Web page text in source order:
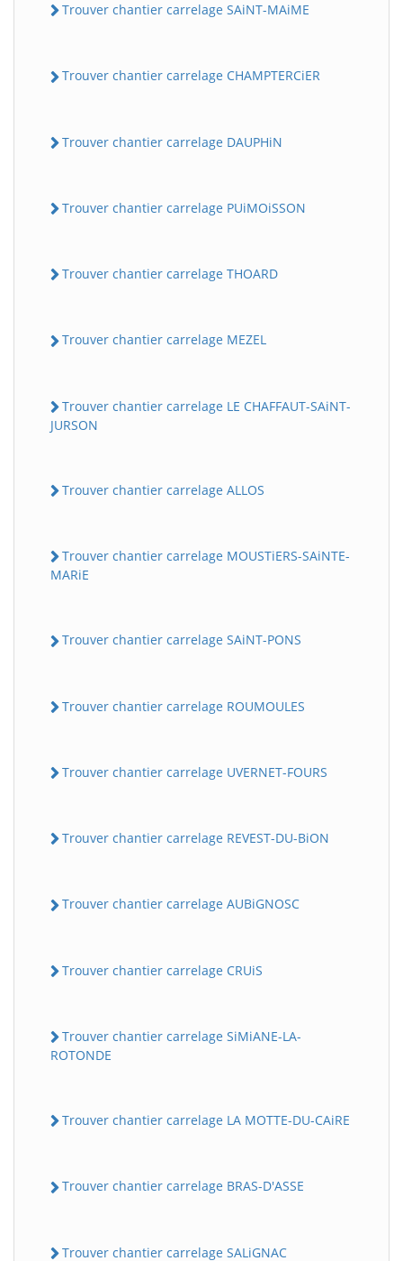
Trouver chantier carrelage SAiNT-MAiME
Trouver chantier carrelage CHAMPTERCiER
Trouver chantier carrelage DAUPHiN
Trouver chantier carrelage PUiMOiSSON
Trouver chantier carrelage THOARD
Trouver chantier carrelage MEZEL
Trouver chantier carrelage LE CHAFFAUT-SAiNT-
JURSON
Trouver chantier carrelage ALLOS
Trouver chantier carrelage MOUSTiERS-SAiNTE-
MARiE
Trouver chantier carrelage SAiNT-PONS
Trouver chantier carrelage ROUMOULES
Trouver chantier carrelage UVERNET-FOURS
Trouver chantier carrelage REVEST-DU-BiON
Trouver chantier carrelage AUBiGNOSC
Trouver chantier carrelage CRUiS
Trouver chantier carrelage SiMiANE-LA-
ROTONDE
Trouver chantier carrelage LA MOTTE-DU-CAiRE
Trouver chantier carrelage BRAS-D'ASSE
Trouver chantier carrelage SALiGNAC